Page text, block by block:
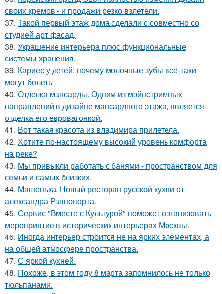
своих кремов - и продажи резко взлетели.
37. Такой первый этаж дома сделали с совместно со
студией арт фасад.
38. Украшение интерьера плюс функциональные
системы хранения.
39. Кариес у детей: почему молочные зубы всё-таки
могут болеть
40. Отделка мансарды. Одним из мэйнстримных
направлений в дизайне мансардного этажа, является
отделка его евровагонкой.
41. Вот такая красота из владимира прилетела.
42. Хотите по-настоящему высокий уровень комфорта
на реке?
43. Мы привыкли работать с банями - пространством для
семьи и самых близких.
44. Машенька. Новый ресторан русской кухни от
александра Раппопорта.
45. Сервис "Вместе с Культурой" поможет организовать
мероприятие в исторических интерьерах Москвы.
46. Иногда интерьер строится не на ярких элементах, а
на общей атмосфере пространства.
47. С яркой кухней.
48. Похоже, в этом году 8 марта запомнилось не только
тюльпанами.